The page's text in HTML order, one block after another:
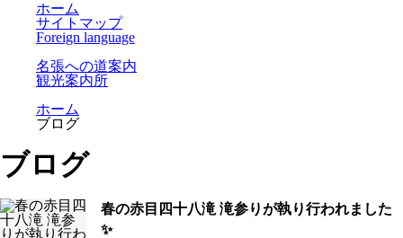
ホーム
サイトマップ
Foreign language
名張への道案内
観光案内所
ホーム
ブログ
ブログ
春の赤目四十八滝 滝参りが執り行われました
✨